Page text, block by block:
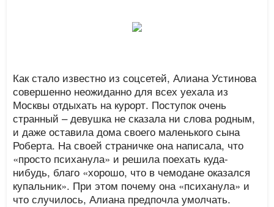
Как стало известно из соцсетей, Алиана Устинова
совершенно неожиданно для всех уехала из
Москвы отдыхать на курорт. Поступок очень
странный – девушка не сказала ни слова родным,
и даже оставила дома своего маленького сына
Роберта. На своей страничке она написала, что
«просто психанула» и решила поехать куда-
нибудь, благо «хорошо, что в чемодане оказался
купальник». При этом почему она «психанула» и
что случилось, Алиана предпочла умолчать.